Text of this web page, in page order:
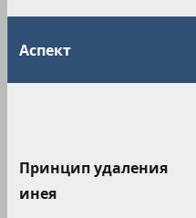
Аспект
Принцип удаления
инея